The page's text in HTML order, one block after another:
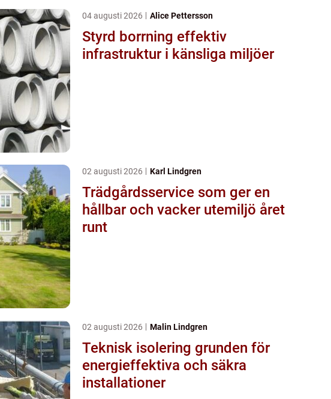
04 augusti 2026 Alice Pettersson
Styrd borrning effektiv
infrastruktur i känsliga miljöer
02 augusti 2026 Karl Lindgren
Trädgårdsservice som ger en
hållbar och vacker utemiljö året
runt
02 augusti 2026 Malin Lindgren
Teknisk isolering grunden för
energieffektiva och säkra
installationer